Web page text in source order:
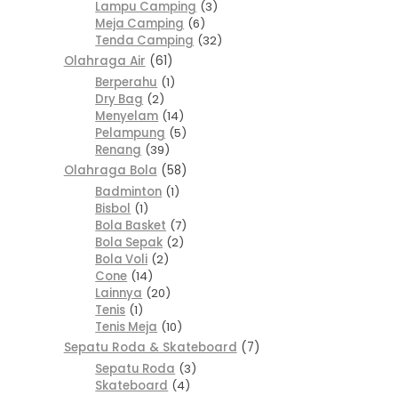
Lampu Camping 3
Meja Camping 6
Tenda Camping 32
Olahraga Air
61
Berperahu 1
Dry Bag 2
Menyelam 14
Pelampung 5
Renang 39
Olahraga Bola
58
Badminton 1
Bisbol 1
Bola Basket 7
Bola Sepak 2
Bola Voli 2
Cone 14
Lainnya 20
Tenis 1
Tenis Meja 10
Sepatu Roda & Skateboard
7
Sepatu Roda 3
Skateboard 4